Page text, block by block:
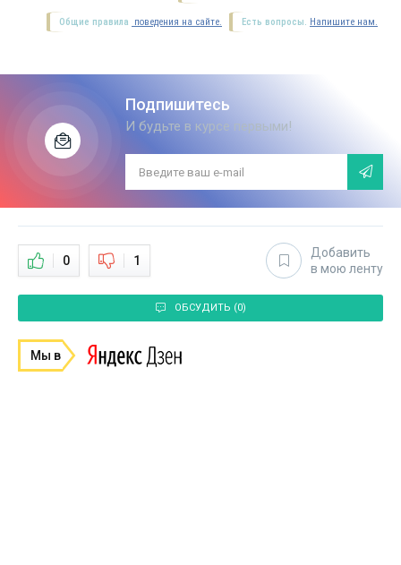
Есть вопросы. Напишите нам.
Общие правила поведения на сайте.
Подпишитесь
И будьте в курсе первыми!
0 1
Добавить
в мою ленту
ОБСУДИТЬ (0)
Мы в